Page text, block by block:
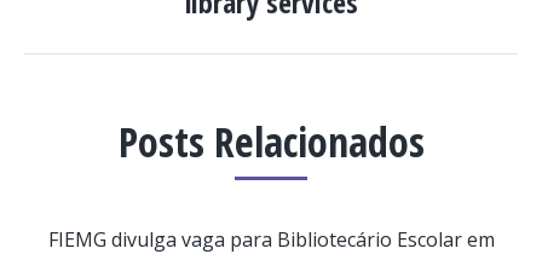
post:
Posts Relacionados
FIEMG divulga vaga para Bibliotecário Escolar em